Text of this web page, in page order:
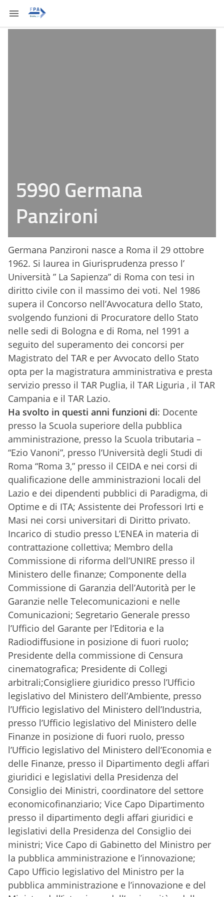
5990 Germana
Panzironi
Germana Panzironi nasce a Roma il 29 ottobre
1962. Si laurea in Giurisprudenza presso l’
Università ” La Sapienza” di Roma con tesi in
diritto civile con il massimo dei voti. Nel 1986
supera il Concorso nell’Avvocatura dello Stato,
svolgendo funzioni di Procuratore dello Stato
nelle sedi di Bologna e di Roma, nel 1991 a
seguito del superamento dei concorsi per
Magistrato del TAR e per Avvocato dello Stato
opta per la magistratura amministrativa e presta
servizio presso il TAR Puglia, il TAR Liguria , il TAR
Campania e il TAR Lazio.
Ha svolto in questi anni funzioni di: Docente
presso la Scuola superiore della pubblica
amministrazione, presso la Scuola tributaria –
“Ezio Vanoni”, presso l’Università degli Studi di
Roma “Roma 3,” presso il CEIDA e nei corsi di
qualificazione delle amministrazioni locali del
Lazio e dei dipendenti pubblici di Paradigma, di
Optime e di ITA; Assistente dei Professori Irti e
Masi nei corsi universitari di Diritto privato.
Incarico di studio presso L’ENEA in materia di
contrattazione collettiva; Membro della
Commissione di riforma dell’UNIRE presso il
Ministero delle finanze; Componente della
Commissione di Garanzia dell’Autorità per le
Garanzie nelle Telecomunicazioni e nelle
Comunicazioni; Segretario Generale presso
l’Ufficio del Garante per l’Editoria e la
Radiodiffusione in posizione di fuori ruolo;
Presidente della commissione di Censura
cinematografica; Presidente di Collegi
arbitrali;Consigliere giuridico presso l’Ufficio
legislativo del Ministero dell’Ambiente, presso
l’Ufficio legislativo del Ministero dell’Industria,
presso l’Ufficio legislativo del Ministero delle
Finanze in posizione di fuori ruolo, presso
l’Ufficio legislativo del Ministero dell’Economia e
delle Finanze, presso il Dipartimento degli affari
giuridici e legislativi della Presidenza del
Consiglio dei Ministri, coordinatore del settore
economicofinanziario; Vice Capo Dipartimento
presso il dipartimento degli affari giuridici e
legislativi della Presidenza del Consiglio dei
ministri; Vice Capo di Gabinetto del Ministro per
la pubblica amministrazione e l’innovazione;
Capo Ufficio legislativo del Ministro per la
pubblica amministrazione e l’innovazione e del